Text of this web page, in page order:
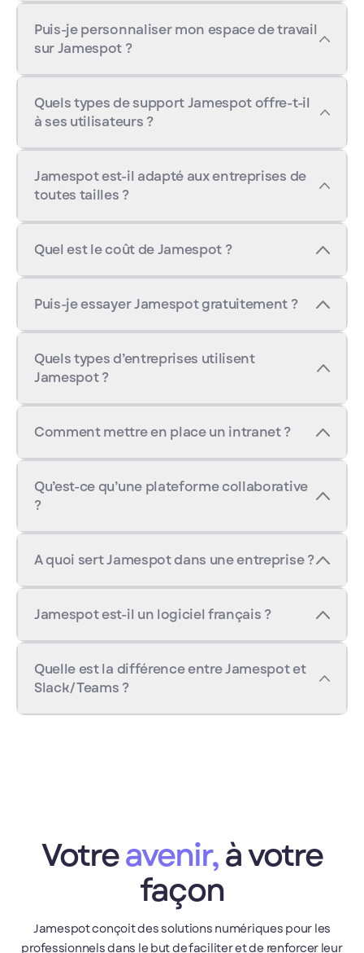
Puis-je personnaliser mon espace de travail
sur Jamespot ?
Quels types de support Jamespot offre-t-il
à ses utilisateurs ?
Jamespot est-il adapté aux entreprises de
toutes tailles ?
Quel est le coût de Jamespot ?
Puis-je essayer Jamespot gratuitement ?
Quels types d’entreprises utilisent
Jamespot ?
Comment mettre en place un intranet ?
Qu’est-ce qu’une plateforme collaborative
?
A quoi sert Jamespot dans une entreprise ?
Jamespot est-il un logiciel français ?
Quelle est la différence entre Jamespot et
Slack/Teams ?
Votreavenir,à votre
façon
Jamespot conçoit des solutions numériques pour les
professionnels dans le but de faciliter et de renforcer leur